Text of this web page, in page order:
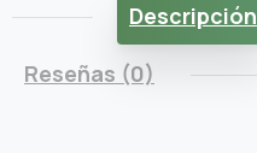
Descripción
Reseñas (0)